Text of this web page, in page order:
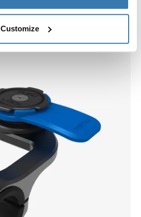
Customize